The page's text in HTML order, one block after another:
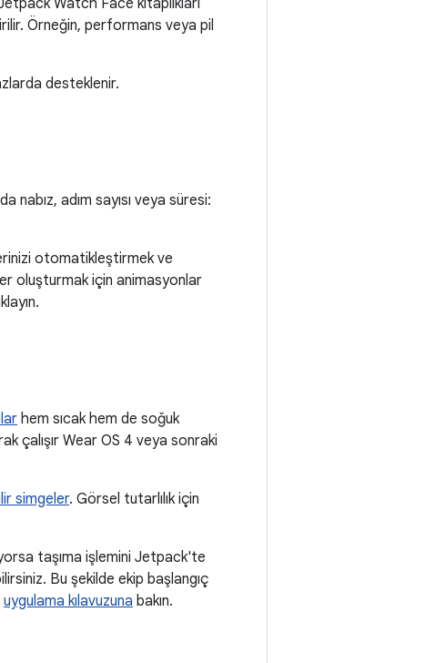
Watch Face kitaplıkları
Örneğin, performans veya pil
desteklenir.
nabız, adım sayısı veya süresi:
otomatikleştirmek ve
oluşturmak için animasyonlar
hem sıcak hem de soğuk
çalışır Wear OS 4 veya sonraki
simgeler. Görsel tutarlılık için
taşıma işlemini Jetpack'te
Bu şekilde ekip başlangıç
uygulama kılavuzuna bakın.